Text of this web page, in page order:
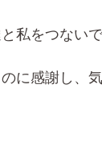
私をつない
に感謝し、